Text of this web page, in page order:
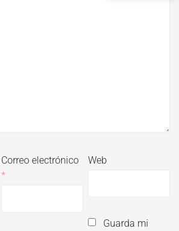
Correo electrónico
*
Web
Guarda mi